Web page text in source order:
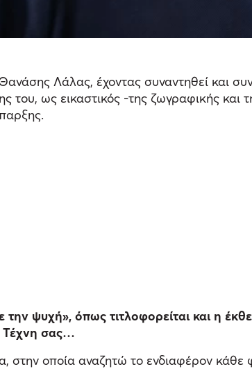
Λάλας, έχοντας συναντηθεί και
του, ως εικαστικός -της ζωγραφικής
ψυχή», όπως τιτλοφορείται και η
Τέχνη σας…
στην οποία αναζητώ το ενδιαφέρον